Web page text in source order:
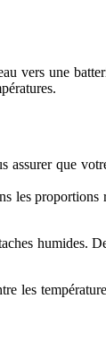
vers une
assurer que
les proportions
humides.
les